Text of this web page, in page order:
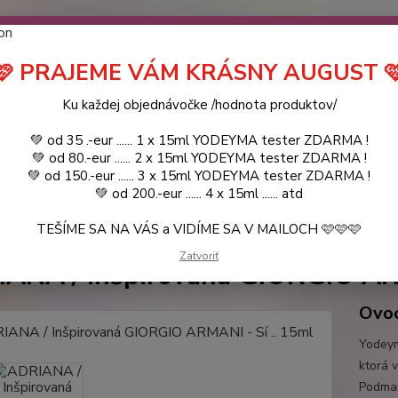
❤️ od .. 35 .-eur CENA PRODUKTOV si môžte vybrať ..
.. (TIE VŠAK TERBA VPÍSAŤ V SEKCII DODACE
a VIDÍME SA V MAILOCH a v Košiciach :) aj OSOBNE. 👋🤚👋 ..
KATALÓG Blog
Hľadať
YODEYMA - DÁMSKE PARFEMY 15ml ADRIANA / Inšpirovaná
/ Inšpirovaná GIORGIO
ktorá
PRAJEME VÁM KRÁSNY AUGUST
Ku každej objednávočke /hodnota produktov/
💚 od 35 .-eur ...... 1 x 15ml YODEYMA tester ZDARMA !
💚 od 80.-eur ...... 2 x 15ml YODEYMA tester ZDARMA !
💚 od 150.-eur ...... 3 x 15ml YODEYMA tester ZDARMA !
💚 od 200.-eur ...... 4 x 15ml ...... atd
TEŠÍME SA NA VÁS a VIDÍME SA V MAILOCH 🩷🩷🩷
Zatvoriť